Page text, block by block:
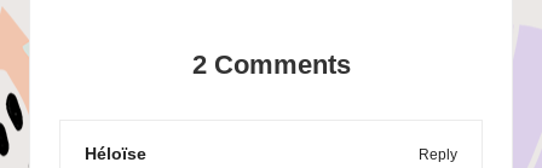
2 Comments
Héloïse
Reply